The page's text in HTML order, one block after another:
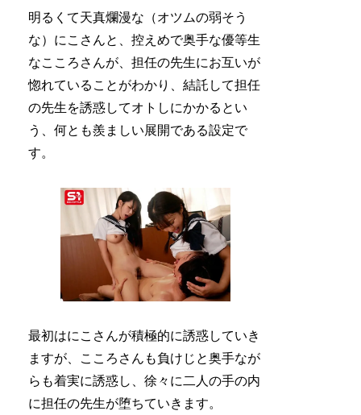
明るくて天真爛漫な（オツムの弱そう
な）にこさんと、控えめで奥手な優等生
なこころさんが、担任の先生にお互いが
惚れていることがわかり、結託して担任
の先生を誘惑してオトしにかかるとい
う、何とも羨ましい展開である設定で
す。
最初はにこさんが積極的に誘惑していき
ますが、こころさんも負けじと奥手なが
らも着実に誘惑し、徐々に二人の手の内
に担任の先生が堕ちていきます。